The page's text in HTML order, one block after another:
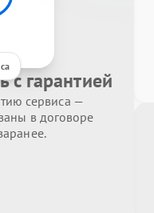
с гарантией
сервиса —
в договоре